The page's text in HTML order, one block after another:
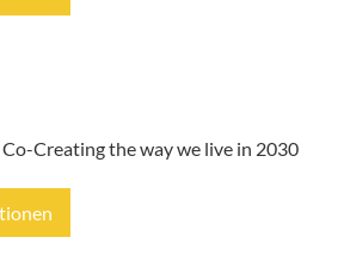
Creating the way we live in 2030